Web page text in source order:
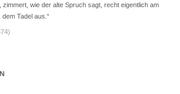
zimmert, wie der alte Spruch sagt, recht eigentlich am
Tadel aus.“